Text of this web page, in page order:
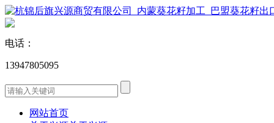
电话：
13947805095
网站首页